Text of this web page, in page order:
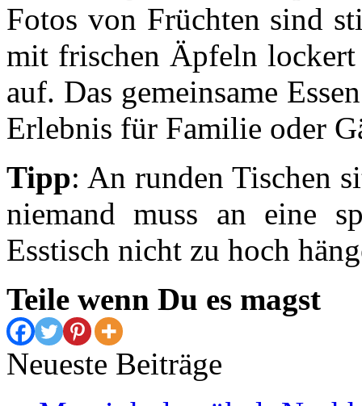
Fotos von Früchten sind
mit frischen Äpfeln lockert
auf. Das gemeinsame
Erlebnis für Familie oder
Tipp: An runden Tischen
niemand muss an eine
Esstisch nicht zu hoch
Teile wenn Du es magst
Neueste Beiträge